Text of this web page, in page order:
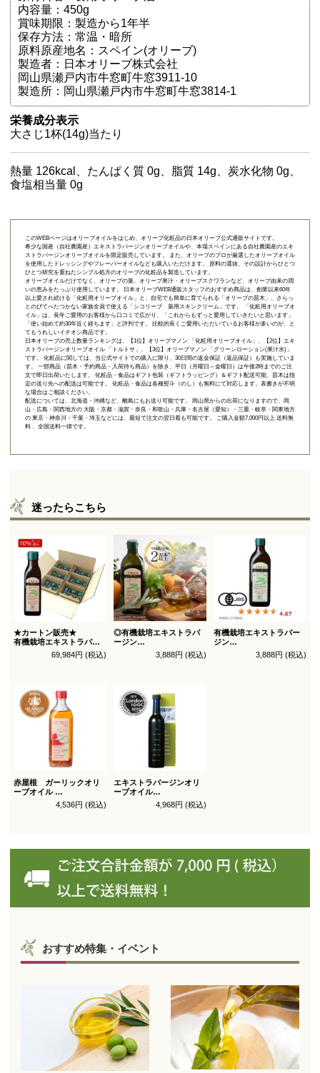
内容量：450g
賞味期限：製造から1年半
保存方法：常温・暗所
原料原産地名：スペイン(オリーブ)
製造者：日本オリーブ株式会社
岡山県瀬戸内市牛窓町牛窓3911-10
製造所：岡山県瀬戸内市牛窓町牛窓3814-1
栄養成分表示
大さじ1杯(14g)当たり
熱量 126kcal、たんぱく質 0g、脂質 14g、炭水化物 0g、
食塩相当量 0g
このWEBページはオリーブオイルをはじめ、オリーブ化粧品の日本オリーブ公式通販サイトです。
希少な国産（自社農園産）エキストラバージンオリーブオイルや、本場スペインにある自社農園産のエキ
ストラバージンオリーブオイルを限定販売しています。 また、オリーブのプロが厳選したオリーブオイル
を使用したドレッシングやフレーバーオイルなども購入いただけます。 原料の選抜、その設計からひとつ
ひとつ研究を重ねたシンプル処方のオリーブの化粧品を製造しています。
オリーブオイルだけでなく、オリーブの葉、オリーブ果汁・オリーブスクワランなど、オリーブ由来の潤
いの恵みをたっぷり使用しています。 日本オリーブWEB通販スタッフのおすすめ商品は、創業以来60年
以上愛され続ける「化粧用オリーブオイル 」と、自宅でも簡単に育てられる「オリーブの苗木 」、さらっ
とのびてべたつかない家族全員で使える「 シコリーブ 薬用スキンクリーム 」です。 「化粧用オリーブオ
イル」は、長年ご愛用のお客様から口コミで広がり、「これからもずっと愛用していきたいと思います」
「使い始めて約30年近く経ちます」と評判です。 比較的長くご愛用いただいているお客様が多いのが、と
てもうれしいイチオシ商品です。
日本オリーブの売上数量ランキングは、【1位】オリーブマノン 「化粧用オリーブオイル 」、【2位】
エキ
ストラバージンオリーブオイル 「トルトサ」
、【3位】 オリーブマノン 「グリーンローション(果汁水)」
です。 化粧品に関しては、当公式サイトでの購入に限り、 30日間の返金保証（返品保証）
も実施していま
す。 一部商品（苗木・予約商品・入荷待ち商品）を除き、平日（月曜日～金曜日）は午後2時までのご注
文で即日出荷いたします。 化粧品・食品はギフト包装（ギフトラッピング）＆ギフト配送可能、苗木は指
定の送り先への配送は可能です。 化粧品・食品は各種熨斗（のし）も無料にて対応します。表書きが不明
な場合はご相談ください。
配送については、北海道・沖縄など、離島にもお送り可能です。 岡山県からの出荷になりますので、岡
山・広島・関西地方の 大阪・京都・滋賀・奈良・和歌山・兵庫・名古屋（愛知）・三重・岐阜・関東地方
の 東京・神奈川・千葉・埼玉などには、最短で注文の翌日着も可能です。 ご購入金額7,000円以上 送料無
料 、全国送料一律です。
迷ったらこちら
★カートン販売★
有機栽培エキストラバー
オリーブオイル ブレンド
69,984円 (税込)
◎有機栽培エキストラバ
ージン
オリーブオイル ブレンド
3,888円 (税込)
有機栽培エキストラバー
ジン
オリーブオイル シングル
3,888円 (税込)
赤屋根 ガーリックオリ
ーブオイル
4,536円 (税込)
エキストラバージンオリ
ーブオイル
トルトサ 450g 1本箱入
（スペイン自社農園産）
4,968円 (税込)